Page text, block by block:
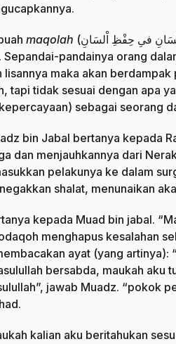
maqolah (فىِ حِفْظِ اْلسَانِ
Sepandai-pandainya orang
maka akan
tapi tidak sesuai dengan apa
sebagai seorang
bin Jabal bertanya kepada
dan menjauhkannya dari
pelakunya ke dalam
shalat, menunaikan
kepada Muad bin jabal.
menghapus kesalahan
ayat (yang
bersabda, maukah aku
jawab Muadz. “pokok
kalian aku beritahukan